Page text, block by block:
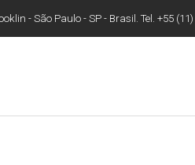
- São Paulo - SP - Brasil. Tel. +55